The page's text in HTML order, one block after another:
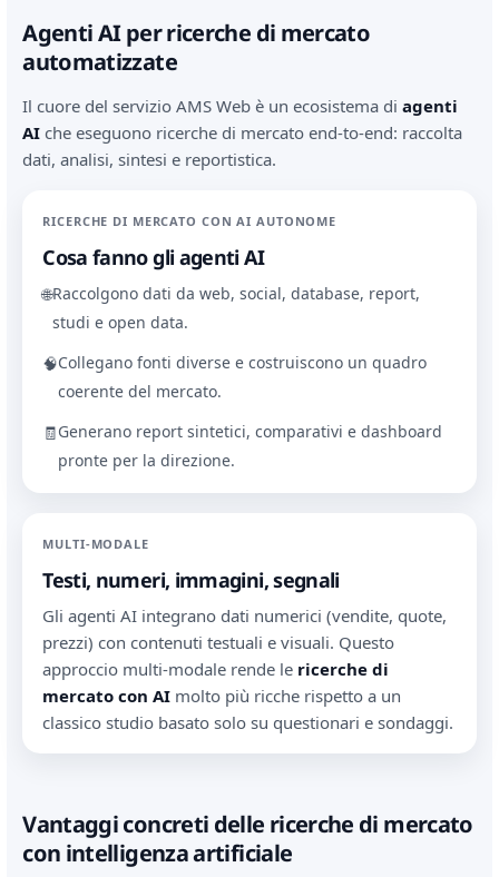
Agenti AI per ricerche di mercato
automatizzate
Il cuore del servizio AMS Web è un ecosistema diagenti
AI che eseguono ricerche di mercato end-to-end: raccolta
dati, analisi, sintesi e reportistica.
RICERCHE DI MERCATO CON AI AUTONOME
Cosa fanno gli agenti AI
🌐Raccolgono dati da web, social, database, report,
studi e open data.
🧠Collegano fonti diverse e costruiscono un quadro
coerente del mercato.
🧾Generano report sintetici, comparativi e dashboard
pronte per la direzione.
MULTI-MODALE
Testi, numeri, immagini, segnali
Gli agenti AI integrano dati numerici (vendite, quote,
prezzi) con contenuti testuali e visuali. Questo
approccio multi-modale rende le ricerche di
mercato con AI molto più ricche rispetto a un
classico studio basato solo su questionari e sondaggi.
Vantaggi concreti delle ricerche di mercato
con intelligenza artificiale